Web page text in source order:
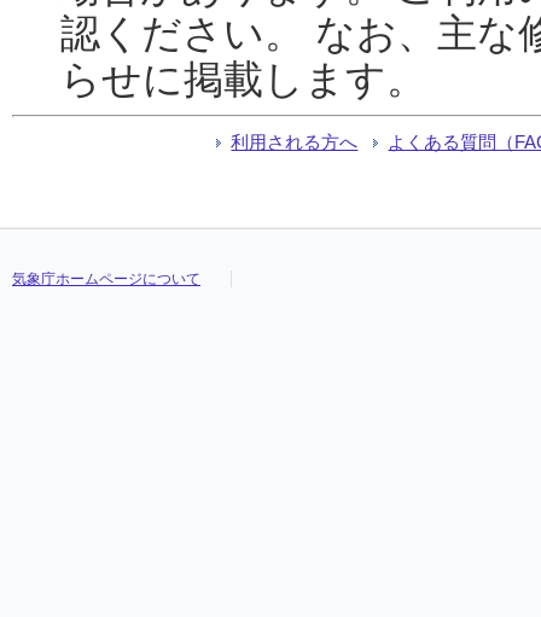
認ください。 なお、主な
らせに掲載します。
利用される方へ よくある質問（
気象庁ホームページについて